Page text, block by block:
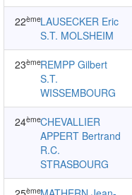
22èmeLAUSECKER Eric
S.T. MOLSHEIM
23èmeREMPP Gilbert
S.T.
WISSEMBOURG
24èmeCHEVALLIER
APPERT Bertrand
R.C.
STRASBOURG
ème